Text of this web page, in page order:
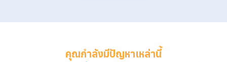
คุณกำลังมีปัญหาเหล่านี้